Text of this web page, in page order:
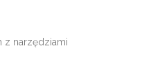
z narzędziami